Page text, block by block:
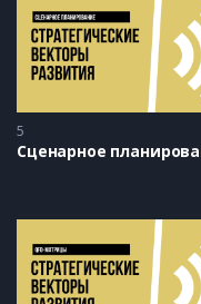
5
Сценарное